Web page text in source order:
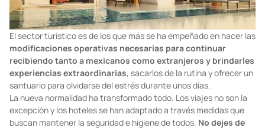
El sector turístico es de los que más se ha empeñado en hacer las
modificaciones operativas necesarias para continuar
recibiendo tanto a mexicanos como extranjeros y brindarles